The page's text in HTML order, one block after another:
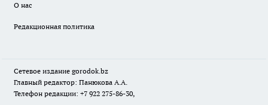
О нас
Редакционная политика
Сетевое издание gorodok.bz
Главный редактор: Панюкова А.А.
Телефон редакции: +7 922 275-86-30,